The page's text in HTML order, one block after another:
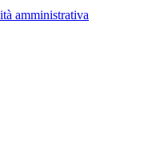
amministrativa